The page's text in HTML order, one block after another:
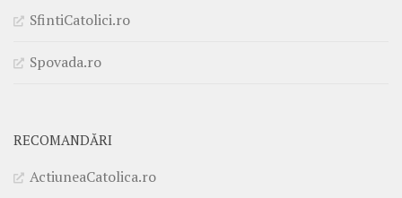
SfintiCatolici.ro
Spovada.ro
RECOMANDĂRI
ActiuneaCatolica.ro